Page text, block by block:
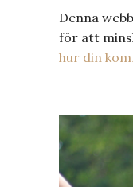
Denna
för att
hur din